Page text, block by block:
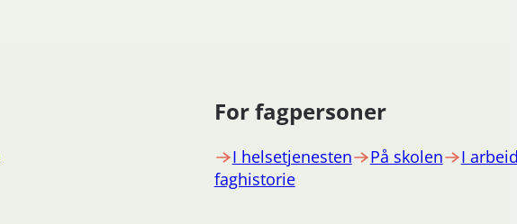
For fagpersoner
I helsetjenesten På skolen
I
faghistorie